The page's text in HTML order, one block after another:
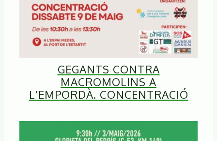
GEGANTS CONTRA
MACROMOLINS A
L'EMPORDÀ. CONCENTRACIÓ